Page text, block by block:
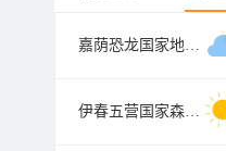
嘉荫恐龙国家地质公园
伊春五营国家森林公园